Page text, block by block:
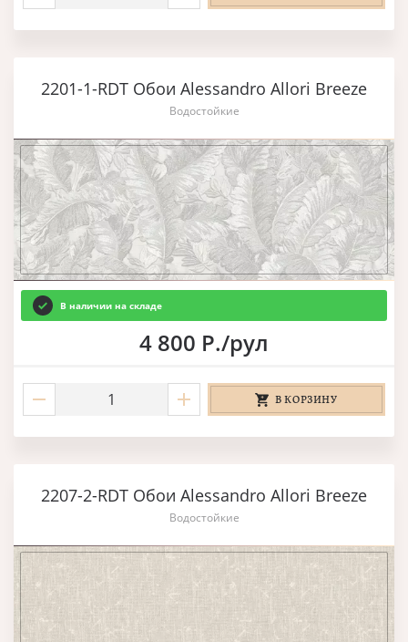
2201-1-RDT Обои Alessandro Allori Breeze
Водостойкие
В наличии на складе
4 800 Р./рул
В КОРЗИНУ
2207-2-RDT Обои Alessandro Allori Breeze
Водостойкие